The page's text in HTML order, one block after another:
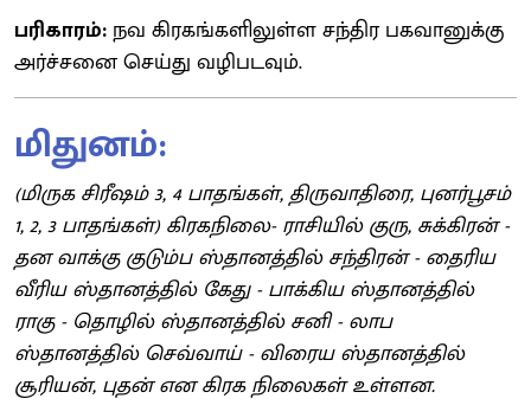
பரிகாரம்:நவ கிரகங்களிலுள்ள சந்திர பகவானுக்கு
அர்ச்சனை செய்து வழிபடவும்.
மிதுனம்:
(மிருக சிரீஷம் 3, 4 பாதங்கள், திருவாதிரை, புனர்பூசம்
1, 2, 3 பாதங்கள்) கிரகநிலை- ராசியில் குரு, சுக்கிரன் -
தன வாக்கு குடும்ப ஸ்தானத்தில் சந்திரன் - தைரிய
வீரிய ஸ்தானத்தில் கேது - பாக்கிய ஸ்தானத்தில்
ராகு - தொழில் ஸ்தானத்தில் சனி - லாப
ஸ்தானத்தில் செவ்வாய் - விரைய ஸ்தானத்தில்
சூரியன், புதன் என கிரக நிலைகள் உள்ளன.